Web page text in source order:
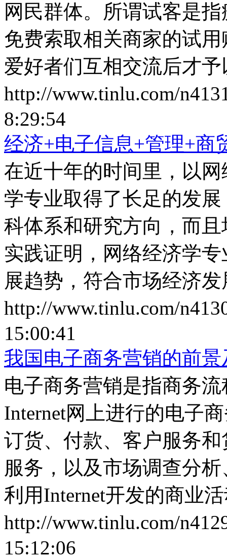
网民群体。所谓试客是
免费索取相关商家的试
爱好者们互相交流后才
http://www.tinlu.com/
8:29:54
经济+电子信息+管理+
在近十年的时间里，以
学专业取得了长足的发
科体系和研究方向，而
实践证明，网络经济学
展趋势，符合市场经济
http://www.tinlu.com/
15:00:41
我国电子商务营销的前
电子商务营销是指商务
Internet网上进行的电子
订货、付款、客户服务
服务，以及市场调查分
利用Internet开发的商业
http://www.tinlu.com/
15:12:06